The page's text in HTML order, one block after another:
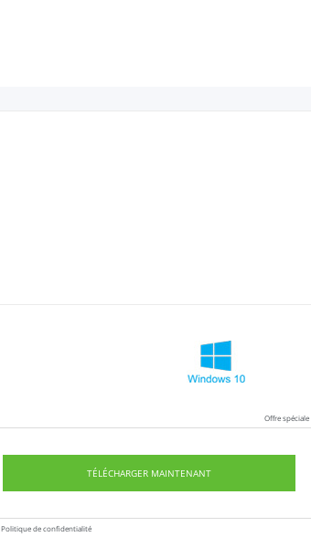
Offre spéciale
TÉLÉCHARGER MAINTENANT
Politique de confidentialité